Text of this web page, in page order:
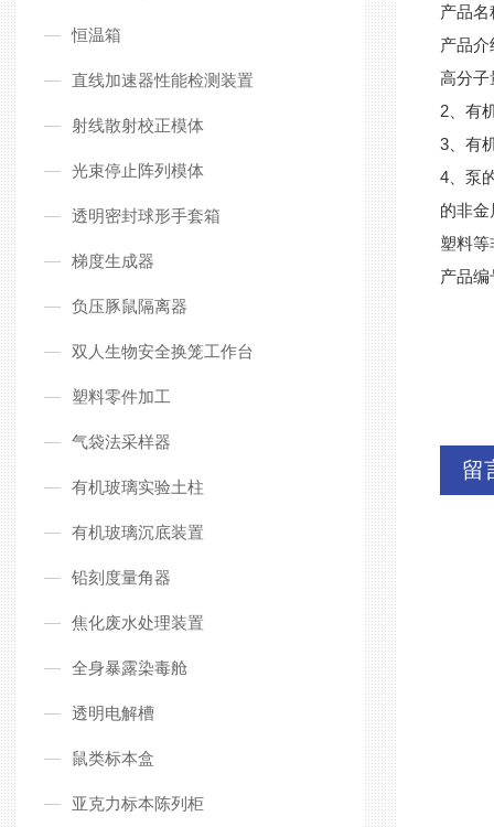
恒温箱
直线加速器性能检测装置
射线散射校正模体
光束停止阵列模体
透明密封球形手套箱
梯度生成器
负压豚鼠隔离器
双人生物安全换笼工作台
塑料零件加工
气袋法采样器
有机玻璃实验土柱
有机玻璃沉底装置
铅刻度量角器
焦化废水处理装置
全身暴露染毒舱
透明电解槽
鼠类标本盒
亚克力标本陈列柜
产品名
产品
高分子
2 、有
3 、有
4 、泵
的非
塑料
产品编
留